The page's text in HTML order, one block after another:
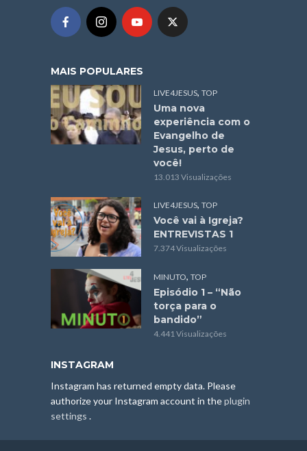
MAIS POPULARES
LIVE4JESUS, TOP
Uma nova
experiência com o
Evangelho de
Jesus, perto de
você!
13.013 Visualizações
LIVE4JESUS, TOP
Você vai à Igreja?
ENTREVISTAS 1
7.374 Visualizações
MINUTO, TOP
Episódio 1 – “Não
torça para o
bandido”
4.441 Visualizações
INSTAGRAM
Instagram has returned empty data. Please
authorize your Instagram account in theplugin
settings .